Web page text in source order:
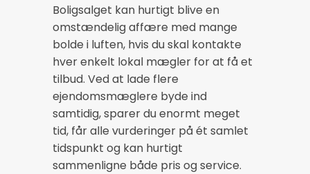
Boligsalget kan hurtigt blive en
omstændelig affære med mange
bolde i luften, hvis du skal kontakte
hver enkelt lokal mægler for at få et
tilbud. Ved at lade flere
ejendomsmæglere byde ind
samtidig, sparer du enormt meget
tid, får alle vurderinger på ét samlet
tidspunkt og kan hurtigt
sammenligne både pris og service.